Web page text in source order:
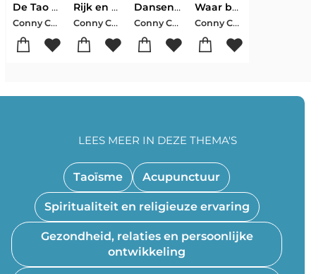
De Tao van gezondheid
Conny Coppen
Rijk en vrij
Conny Coppen
Dansen met de dood
Conny Coppen
Waar ben je als je er niet meer bent?
Conny Coppen
Taoïsme Acupunctuur
Spiritualiteit en religieuze ervaring
Gezondheid, relaties en persoonlijke
ontwikkeling
LEES MEER IN DEZE THEMA'S